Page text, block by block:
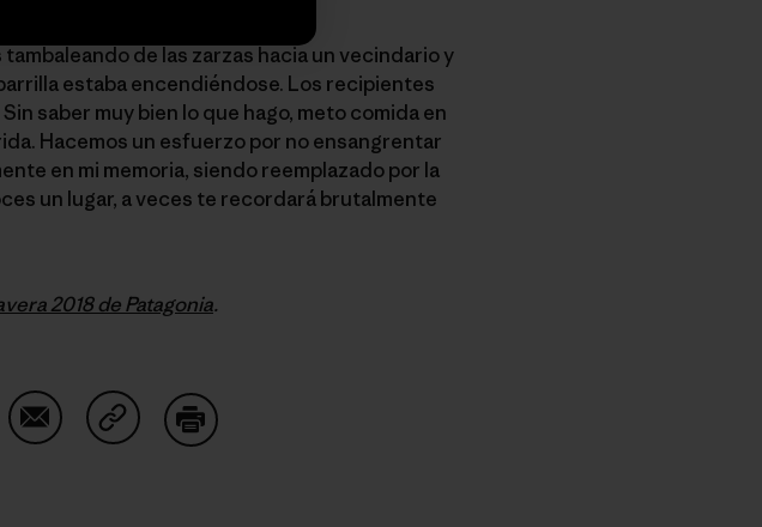
de las zarzas hacia un vecindario y
estaba encendiéndose. Los recipientes
saber muy bien lo que hago, meto comida en
Hacemos un esfuerzo por no ensangrentar
en mi memoria, siendo reemplazado por la
un lugar, a veces te recordará brutalmente
2018 de Patagonia.